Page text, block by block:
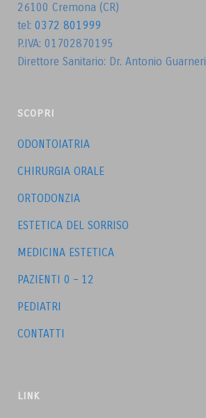
26100 Cremona (CR)
tel: 0372 801999
P.IVA: 01702870195
Direttore Sanitario: Dr. Antonio Guarneri
SCOPRI
ODONTOIATRIA
CHIRURGIA ORALE
ORTODONZIA
ESTETICA DEL SORRISO
MEDICINA ESTETICA
PAZIENTI 0 – 12
PEDIATRI
CONTATTI
LINK